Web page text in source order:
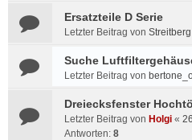
Ersatzteile D Serie
Letzter Beitrag von Streitberg
Suche
Letzter Beitrag von
Dreiecksfenster
Letzter Beitrag von Holgi «
Antworten: 8